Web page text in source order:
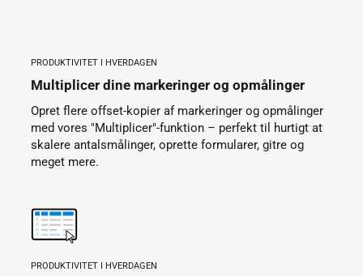
PRODUKTIVITET I HVERDAGEN
Multiplicer dine markeringer og opmålinger
Opret flere offset-kopier af markeringer og opmålinger
med vores "Multiplicer"-funktion – perfekt til hurtigt at
skalere antalsmålinger, oprette formularer, gitre og
meget mere.
PRODUKTIVITET I HVERDAGEN